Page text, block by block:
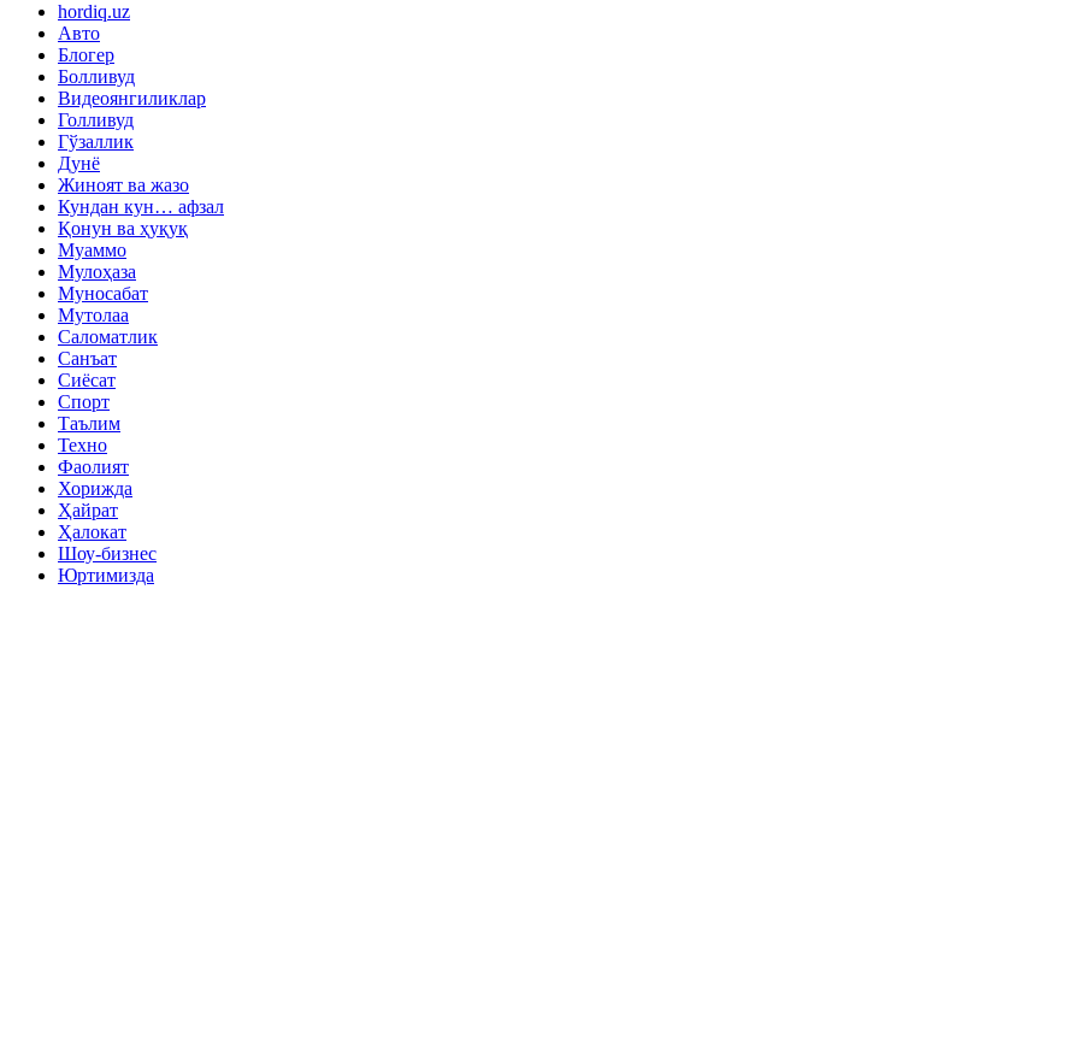
hordiq.uz
Авто
Блогер
Болливуд
Видеоянгиликлар
Голливуд
Гўзаллик
Дунё
Жиноят ва жазо
Кундан кун… афзал
Қонун ва ҳуқуқ
Муаммо
Мулоҳаза
Муносабат
Мутолаа
Саломатлик
Санъат
Сиёсат
Спорт
Таълим
Техно
Фаолият
Хорижда
Ҳайрат
Ҳалокат
Шоу-бизнес
Юртимизда